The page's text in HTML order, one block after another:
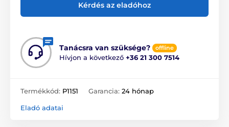
Kérdés az eladóhoz
Tanácsra van szüksége? offline
Hívjon a következő +36 21 300 7514
Termékkód: P1151 Garancia: 24 hónap
Eladó adatai